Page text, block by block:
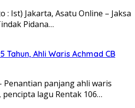
: Ist) Jakarta, Asatu Online – Jaksa
Pidana…
Tahun, Ahli Waris Achmad CB
Penantian panjang ahli waris
pencipta lagu Rentak 106…